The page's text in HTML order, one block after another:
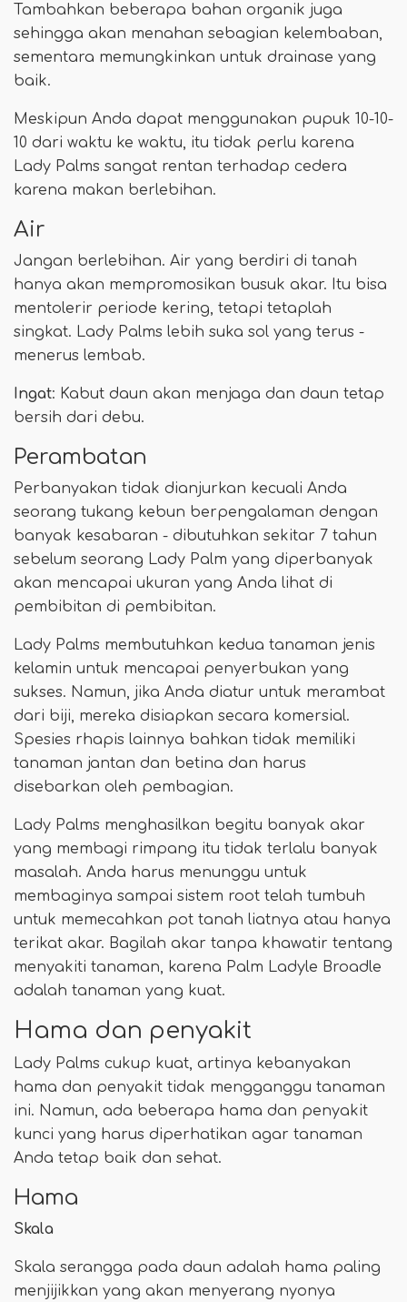
Tambahkan beberapa bahan organik juga
sehingga akan menahan sebagian kelembaban,
sementara memungkinkan untuk drainase yang
baik.
Meskipun Anda dapat menggunakan pupuk 10-10-
10 dari waktu ke waktu, itu tidak perlu karena
Lady Palms sangat rentan terhadap cedera
karena makan berlebihan.
Air
Jangan berlebihan. Air yang berdiri di tanah
hanya akan mempromosikan busuk akar. Itu bisa
mentolerir periode kering, tetapi tetaplah
singkat. Lady Palms lebih suka sol yang terus -
menerus lembab.
Ingat: Kabut daun akan menjaga dan daun tetap
bersih dari debu.
Perambatan
Perbanyakan tidak dianjurkan kecuali Anda
seorang tukang kebun berpengalaman dengan
banyak kesabaran - dibutuhkan sekitar 7 tahun
sebelum seorang Lady Palm yang diperbanyak
akan mencapai ukuran yang Anda lihat di
pembibitan di pembibitan.
Lady Palms membutuhkan kedua tanaman jenis
kelamin untuk mencapai penyerbukan yang
sukses. Namun, jika Anda diatur untuk merambat
dari biji, mereka disiapkan secara komersial.
Spesies rhapis lainnya bahkan tidak memiliki
tanaman jantan dan betina dan harus
disebarkan oleh pembagian.
Lady Palms menghasilkan begitu banyak akar
yang membagi rimpang itu tidak terlalu banyak
masalah. Anda harus menunggu untuk
membaginya sampai sistem root telah tumbuh
untuk memecahkan pot tanah liatnya atau hanya
terikat akar. Bagilah akar tanpa khawatir tentang
menyakiti tanaman, karena Palm Ladyle Broadle
adalah tanaman yang kuat.
Hama dan penyakit
Lady Palms cukup kuat, artinya kebanyakan
hama dan penyakit tidak mengganggu tanaman
ini. Namun, ada beberapa hama dan penyakit
kunci yang harus diperhatikan agar tanaman
Anda tetap baik dan sehat.
Hama
Skala
Skala serangga pada daun adalah hama paling
menjijikkan yang akan menyerang nyonya